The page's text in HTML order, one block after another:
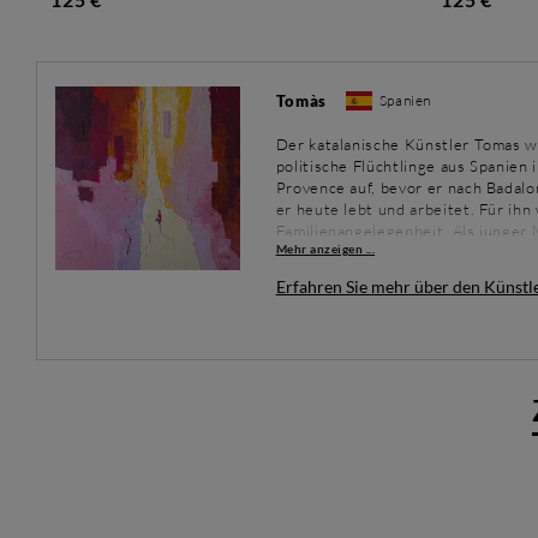
Tomàs Spanien
Der katalanische Künstler Tomas
politische Flüchtlinge aus
Provence auf, bevor er nach
er heute lebt und arbeitet. Für ihn
Familienangelegenheit. Als junger
Umfeld auf. Sein Vater (Joaquim
Muñoz-Ramos) sind beide Maler.
Kunst ein und ermutigten ihn, in
sich seine Karriere international
Sammlern in der ganzen Welt
Mehr anzeigen ...
Erfahren Sie mehr über den